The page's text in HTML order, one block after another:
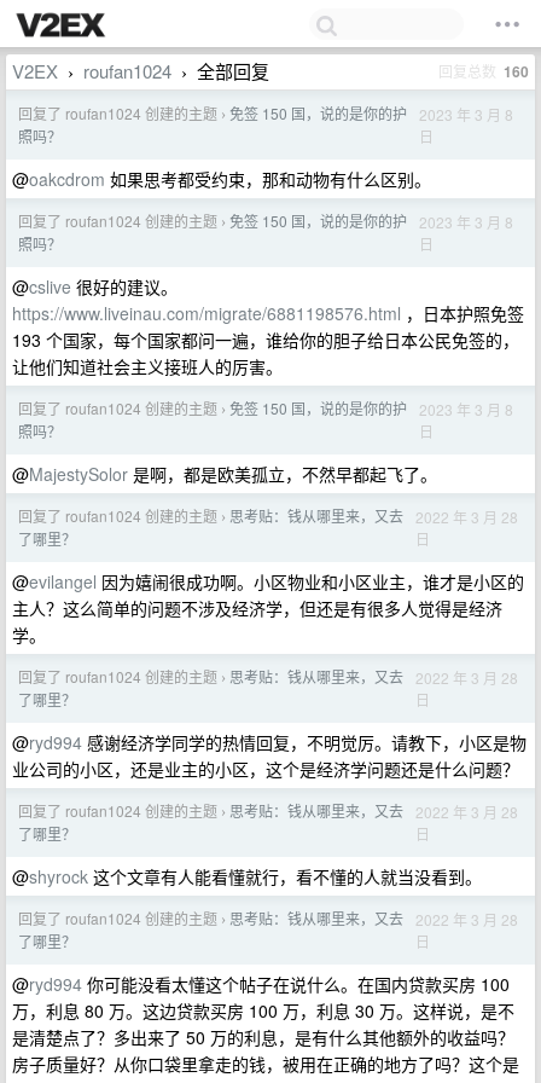
V2EX › roufan1024 › 全部回复 回复总数 160
回复了 roufan1024 创建的主题 › 免签 150 国，说的是你的护
照吗？
2023 年 3 月 8
日
@oakcdrom 如果思考都受约束，那和动物有什么区别。
回复了 roufan1024 创建的主题 › 免签 150 国，说的是你的护
照吗？
2023 年 3 月 8
日
@cslive 很好的建议。
https://www.liveinau.com/migrate/6881198576.html ，日本护照免签
193 个国家，每个国家都问一遍，谁给你的胆子给日本公民免签的，
让他们知道社会主义接班人的厉害。
回复了 roufan1024 创建的主题 › 免签 150 国，说的是你的护
照吗？
2023 年 3 月 8
日
@MajestySolor 是啊，都是欧美孤立，不然早都起飞了。
回复了 roufan1024 创建的主题 › 思考贴：钱从哪里来，又去
了哪里？
2022 年 3 月 28
日
@evilangel 因为嬉闹很成功啊。小区物业和小区业主，谁才是小区的
主人？这么简单的问题不涉及经济学，但还是有很多人觉得是经济
学。
回复了 roufan1024 创建的主题 › 思考贴：钱从哪里来，又去
了哪里？
2022 年 3 月 28
日
@ryd994 感谢经济学同学的热情回复，不明觉厉。请教下，小区是物
业公司的小区，还是业主的小区，这个是经济学问题还是什么问题？
回复了 roufan1024 创建的主题 › 思考贴：钱从哪里来，又去
了哪里？
2022 年 3 月 28
日
@shyrock 这个文章有人能看懂就行，看不懂的人就当没看到。
回复了 roufan1024 创建的主题 › 思考贴：钱从哪里来，又去
了哪里？
2022 年 3 月 28
日
@ryd994 你可能没看太懂这个帖子在说什么。在国内贷款买房 100
万，利息 80 万。这边贷款买房 100 万，利息 30 万。这样说，是不
是清楚点了？多出来了 50 万的利息，是有什么其他额外的收益吗？
房子质量好？从你口袋里拿走的钱，被用在正确的地方了吗？这个是